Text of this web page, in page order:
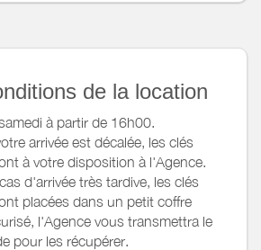
de la location
à partir de 16h00.
arrivée est décalée, les clés
à votre disposition à l'Agence.
d'arrivée très tardive, les clés
placées dans un petit coffre
l'Agence vous transmettra le
pour les récupérer.